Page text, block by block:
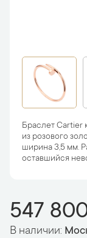
Браслет Cartier
из розового
ширина 3,5 мм.
оставшийся
547
В наличии: